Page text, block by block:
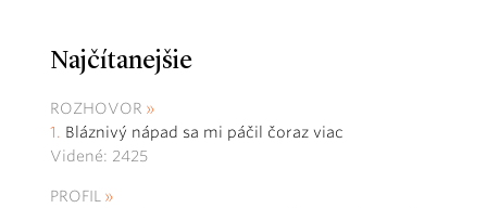
Najčítanejšie
ROZHOVOR
Bláznivý nápad sa mi páčil čoraz viac
Videné: 2425
PROFIL